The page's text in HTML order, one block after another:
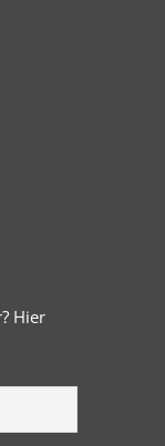
Hier